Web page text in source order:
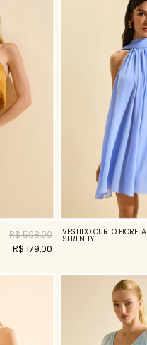
R$ 598,00
R$ 179,00
VESTIDO CURTO FIORELA
SERENITY